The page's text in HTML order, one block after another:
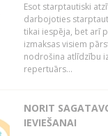
Esot starptautiski
darbojoties
tikai iespēja, bet arī
izmaksas visiem
nodrošina atlīdzību
repertuārs...
NORIT
IEVIEŠANAI